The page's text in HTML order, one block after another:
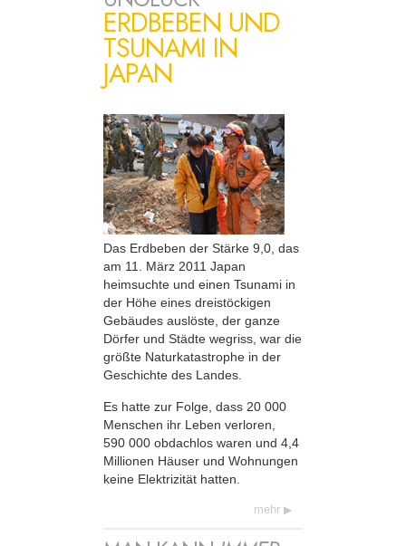
ERDBEBEN UND
TSUNAMI IN
JAPAN
Das Erdbeben der Stärke 9,0, das
am 11. März 2011 Japan
heimsuchte und einen Tsunami in
der Höhe eines dreistöckigen
Gebäudes auslöste, der ganze
Dörfer und Städte wegriss, war die
größte Naturkatastrophe in der
Geschichte des Landes.
Es hatte zur Folge, dass 20 000
Menschen ihr Leben verloren,
590 000 obdachlos waren und 4,4
Millionen Häuser und Wohnungen
keine Elektrizität hatten.
mehr